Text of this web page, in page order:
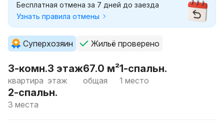
Бесплатная отмена за 7 дней до заезда
Узнать правила отмены
Суперхозяин Жильё проверено
3-комн.
квартира
3 этаж
этаж
67.0 м²
общая
1-спальн.
1 место
2-спальн.
3 места